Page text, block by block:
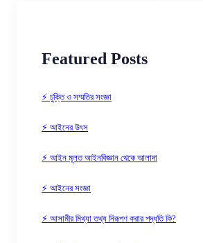
Featured Posts
⚡ চুক্তি ও সম্মতির সংজ্ঞা
⚡ আইনের উৎস
⚡ আইন মূলত আইনবিজ্ঞান থেকে আলাদা
⚡ আইনের সংজ্ঞা
⚡ আসামীর মিথ্যা তথ্য নিরূপণ করার পদ্ধতি কি?